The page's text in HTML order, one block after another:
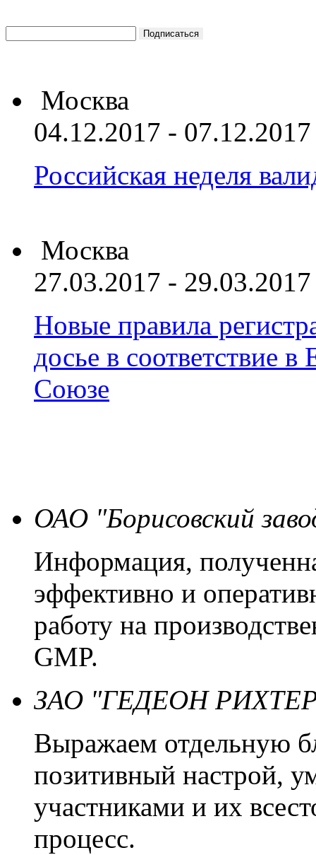
Москва
04.12.2017 - 07.12.2017
Российская неделя
Москва
27.03.2017 - 29.03.2017
Новые правила
досье в соответствие
Союзе
ОАО "Борисовский
Информация,
эффективно и
работу на
GMP.
ЗАО "ГЕДЕОН
Выражаем отдельную
позитивный настрой,
участниками и их
процесс.